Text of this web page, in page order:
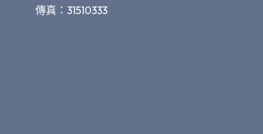
傳真：31510333